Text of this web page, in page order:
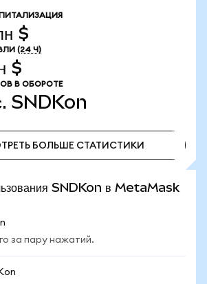
$
(24 Ч)
$
В ОБОРОТЕ
SNDKon
БОЛЬШЕ СТАТИСТИКИ
SNDKon в MetaMask
за пару нажатий.